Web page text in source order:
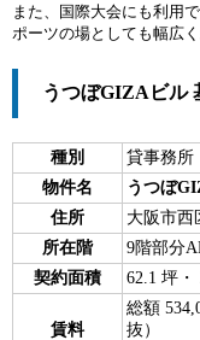
また、国際大会にも利用
ポーツの場としても幅広
うつぼGIZAビル
種別
貸事務所
物件名
うつぼ
住所
大阪市西
所在階
9階部
契約面積
62.1 坪・
賃料
総額
抜）